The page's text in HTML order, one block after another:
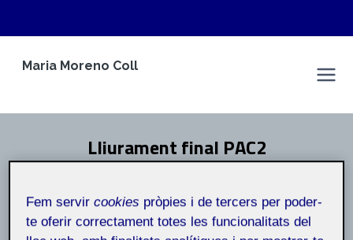
Maria Moreno Coll
Lliurament final PAC2
Lliurament final PAC2
Fem servircookies pròpies i de tercers per poder-
te oferir correctament totes les funcionalitats del